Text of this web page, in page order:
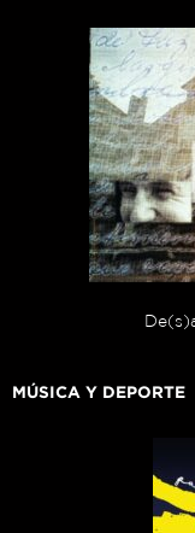
MÚSICA Y DEPORTE